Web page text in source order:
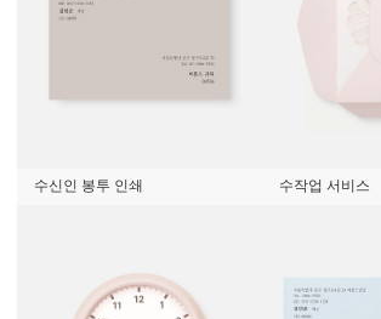
수신인 봉투 인쇄 수작업 서비스